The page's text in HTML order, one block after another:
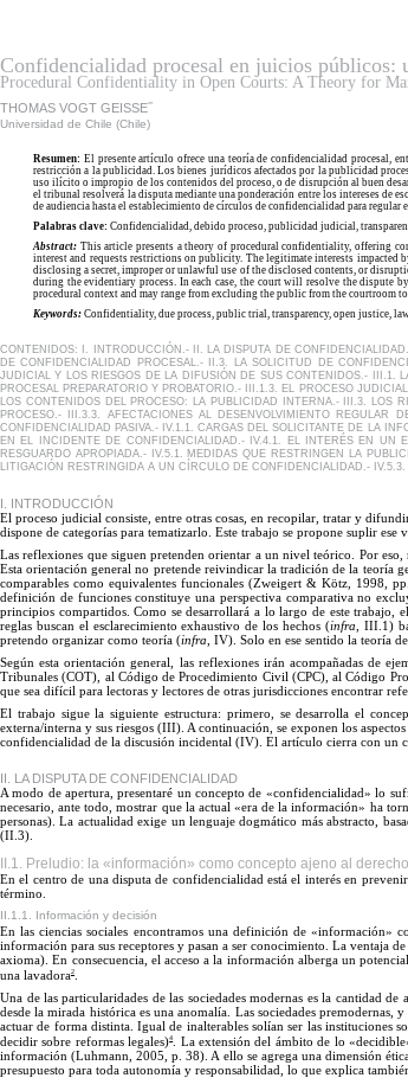
Confidencialidad procesal en juicios públicos:
Procedural Confidentiality in Open Courts: A Theory for
THOMAS VOGT GEISSE**
Universidad de Chile (Chile)
Resumen: El presente artículo ofrece una teoría de confidencialidad procesal,
restricción a la publicidad. Los bienes jurídicos afectados por la publicidad
uso ilícito o impropio de los contenidos del proceso, o de disrupción al buen
el tribunal resolverá la disputa mediante una ponderación entre los intereses de
de audiencia hasta el establecimiento de círculos de confidencialidad para regular
Palabras clave: Confidencialidad, debido proceso, publicidad judicial,
Abstract: This article presents a theory of procedural confidentiality, offering
interest and requests restrictions on publicity. The legitimate interests impacted
disclosing a secret, improper or unlawful use of the disclosed contents, or
during the evidentiary process. In each case, the court will resolve the dispute
procedural context and may range from excluding the public from the
Keywords: Confidentiality, due process, public trial, transparency, open justice,
CONTENIDOS: I. INTRODUCCIÓN.- II. LA DISPUTA DE
DE CONFIDENCIALIDAD PROCESAL.- II.3. LA SOLICITUD DE
JUDICIAL Y LOS RIESGOS DE LA DIFUSIÓN DE SUS CONTENIDOS.- III.1.
PROCESAL PREPARATORIO Y PROBATORIO.- III.1.3. EL PROCESO
LOS CONTENIDOS DEL PROCESO: LA PUBLICIDAD INTERNA.- III.3. LOS
PROCESO.- III.3.3. AFECTACIONES AL DESENVOLVIMIENTO
CONFIDENCIALIDAD PASIVA.- IV.1.1. CARGAS DEL SOLICITANTE DE LA
EN EL INCIDENTE DE CONFIDENCIALIDAD.- IV.4.1. EL INTERÉS EN UN
RESGUARDO APROPIADA.- IV.5.1. MEDIDAS QUE RESTRINGEN LA
LITIGACIÓN RESTRINGIDA A UN CÍRCULO DE CONFIDENCIALIDAD.-
I. INTRODUCCIÓN
Elproceso judicial consiste, entre otras cosas, en recopilar, tratar y
dispone de categorías para tematizarlo. Este trabajo se propone suplir
Lasreflexiones que siguen pretenden orientar a un nivel teórico. Por eso,
Esta orientación general no pretende reivindicar la tradición de la teoría
comparables como equivalentes funcionales (Zweigert & Kötz, 1998, pp.
definición de funciones constituye una perspectiva comparativa no
principios compartidos. Como se desarrollará a lo largo de este trabajo,
reglas buscan el esclarecimiento exhaustivo de los hechos (infra , III.1)
pretendo organizar como teoría (infra , IV). Solo en ese sentido la teoría
Según esta orientación general, las reflexiones irán acompañadas de
Tribunales (COT), al Código de Procedimiento Civil (CPC), al Código
que sea difícil para lectoras y lectores de otras jurisdicciones encontrar
El trabajo sigue la siguiente estructura: primero, se desarrolla el
externa/interna y sus riesgos (III). A continuación, se exponen los
confidencialidad de la discusión incidental (IV). El artículo cierra con un
II. LA DISPUTA DE CONFIDENCIALIDAD
Amodo de apertura, presentaré un concepto de «confidencialidad»lo
necesario, ante todo, mostrar que la actual «era de la información» ha
personas).La actualidad exige un lenguaje dogmático más abstracto,
(II. 3).
II.1. Preludio: la «información» como concepto ajeno al
Enel centro de una disputa de confidencialidad está el interés en
término.
II.1.1. Información y decisión
Enlas ciencias sociales encontramos una definición de «información»
información para sus receptores y pasan a ser conocimiento.Laventaja
axioma).En consecuencia, el acceso a la información alberga un
una lavadora2
Una de las particularidades de las sociedades modernas es la cantidad
desde la mirada histórica es una anomalía. Las sociedades premodernas,
actuar de forma distinta. Igual de inalterables solían ser las instituciones
decidir sobre reformas legales)4. Laextensión del ámbito de lo «decidible
información (Luhmann, 2005,p.38). A ello se agrega una dimensión
presupuesto para toda autonomía y responsabilidad, lo que explica